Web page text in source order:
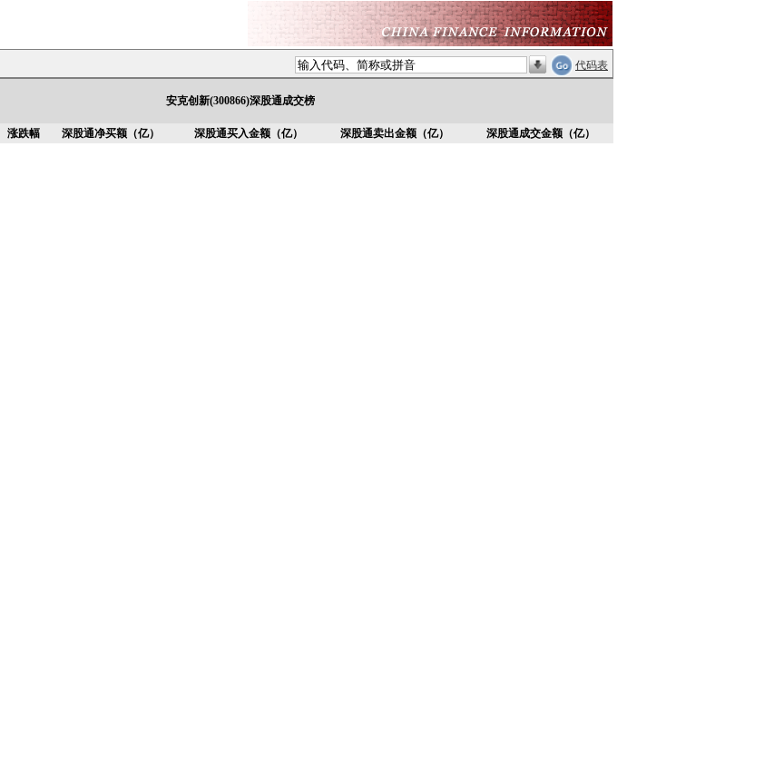
代码表
安克创新(300866)深股通成交榜
涨跌幅 深股通净买额（亿） 深股通买入金额（亿） 深股通卖出金额（亿） 深股通成交金额（亿）